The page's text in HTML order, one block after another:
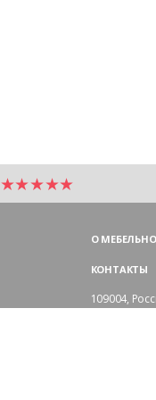
★★★★★
О
КОНТАКТЫ
109004,